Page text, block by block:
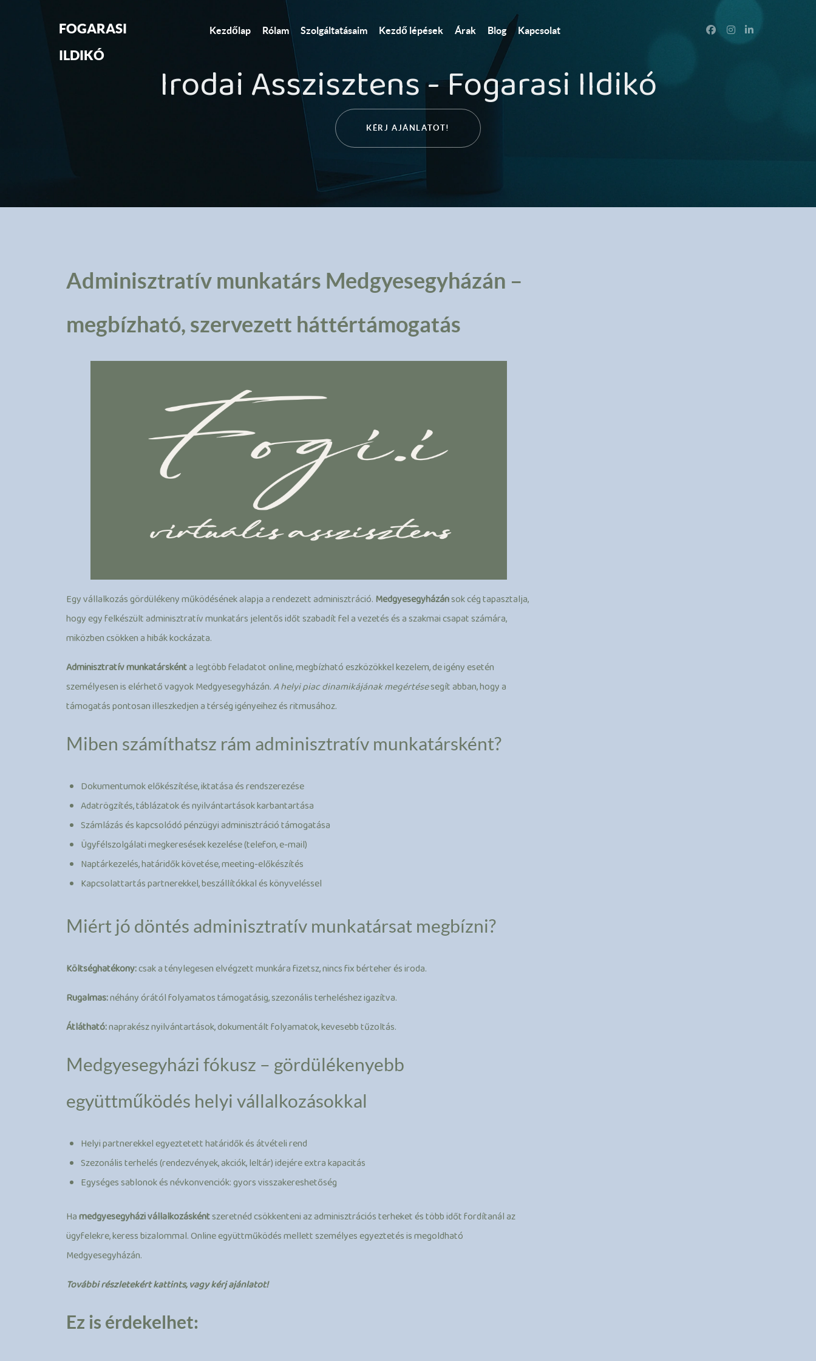
FOGARASI
ILDIKÓ
Kezdőlap Rólam Szolgáltatásaim Kezdő lépések Árak Blog Kapcsolat
Irodai Asszisztens - Fogarasi Ildikó
KÉRJ AJÁNLATOT!
Adminisztratív munkatárs Medgyesegyházán –
megbízható, szervezett háttértámogatás
Egy vállalkozás gördülékeny működésének alapja a rendezett adminisztráció. Medgyesegyházánsok cég tapasztalja,
hogy egy felkészült adminisztratív munkatárs jelentős időt szabadít fel a vezetés és a szakmai csapat számára,
miközben csökken a hibák kockázata.
Adminisztratív munkatárskénta legtöbb feladatot online, megbízható eszközökkel kezelem, de igény esetén
személyesen is elérhető vagyok Medgyesegyházán.A helyi piac dinamikájának megértésesegít abban, hogy a
támogatás pontosan illeszkedjen a térség igényeihez és ritmusához.
Miben számíthatsz rám adminisztratív munkatársként?
Dokumentumok előkészítése, iktatása és rendszerezése
Adatrögzítés, táblázatok és nyilvántartások karbantartása
Számlázás és kapcsolódó pénzügyi adminisztráció támogatása
Ügyfélszolgálati megkeresések kezelése (telefon, e-mail)
Naptárkezelés, határidők követése, meeting-előkészítés
Kapcsolattartás partnerekkel, beszállítókkal és könyveléssel
Miért jó döntés adminisztratív munkatársat megbízni?
Költséghatékony:csak a ténylegesen elvégzett munkára fizetsz, nincs fix bérteher és iroda.
Rugalmas:néhány órától folyamatos támogatásig, szezonális terheléshez igazítva.
Átlátható:naprakész nyilvántartások, dokumentált folyamatok, kevesebb tűzoltás.
Medgyesegyházi fókusz – gördülékenyebb
együttműködés helyi vállalkozásokkal
Helyi partnerekkel egyeztetett határidők és átvételi rend
Szezonális terhelés (rendezvények, akciók, leltár) idejére extra kapacitás
Egységes sablonok és névkonvenciók: gyors visszakereshetőség
Hamedgyesegyházi vállalkozáskéntszeretnéd csökkenteni az adminisztrációs terheket és több időt fordítanál az
ügyfelekre, keress bizalommal. Online együttműködés mellett személyes egyeztetés is megoldható
Medgyesegyházán.
További részletekért kattints, vagy kérj ajánlatot!
Ez is érdekelhet: